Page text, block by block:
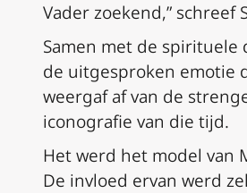
Vader zoekend,” schreef
Samen met de spirituele
de uitgesproken emotie
weergaf af van de
iconografie van die tijd.
Het werd het model van
De invloed ervan werd